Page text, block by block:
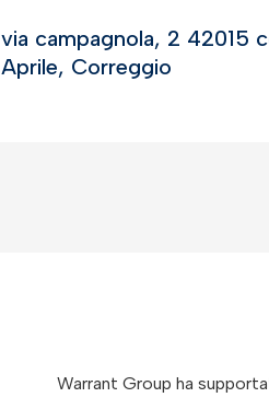
via campagnola, 2 42015
Aprile, Correggio
Warrant Group ha